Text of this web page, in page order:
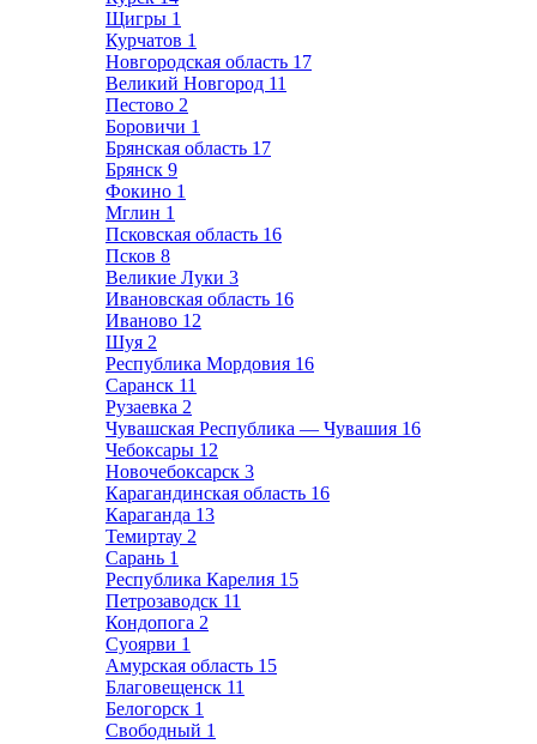
Щигры 1
Курчатов 1
Новгородская область 17
Великий Новгород 11
Пестово 2
Боровичи 1
Брянская область 17
Брянск 9
Фокино 1
Мглин 1
Псковская область 16
Псков 8
Великие Луки 3
Ивановская область 16
Иваново 12
Шуя 2
Республика Мордовия 16
Саранск 11
Рузаевка 2
Чувашская Республика — Чувашия 16
Чебоксары 12
Новочебоксарск 3
Карагандинская область 16
Караганда 13
Темиртау 2
Сарань 1
Республика Карелия 15
Петрозаводск 11
Кондопога 2
Суоярви 1
Амурская область 15
Благовещенск 11
Белогорск 1
Свободный 1